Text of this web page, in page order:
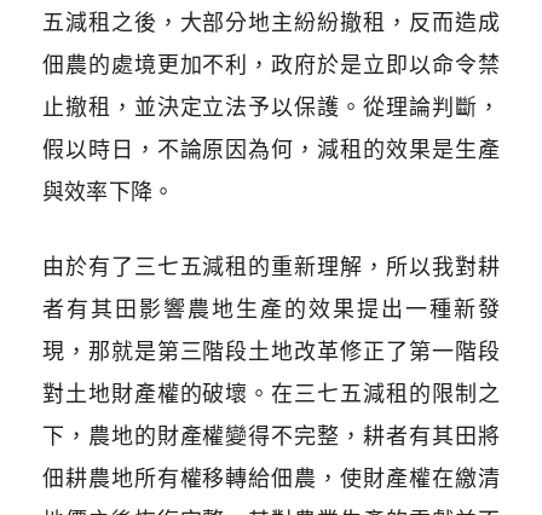
五減租之後，大部分地主紛紛撤租，反而造成
佃農的處境更加不利，政府於是立即以命令禁
止撤租，並決定立法予以保護。從理論判斷，
假以時日，不論原因為何，減租的效果是生產
與效率下降。
由於有了三七五減租的重新理解，所以我對耕
者有其田影響農地生產的效果提出一種新發
現，那就是第三階段土地改革修正了第一階段
對土地財產權的破壞。在三七五減租的限制之
下，農地的財產權變得不完整，耕者有其田將
佃耕農地所有權移轉給佃農，使財產權在繳清